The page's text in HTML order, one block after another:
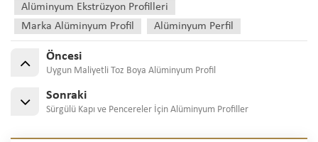
Alüminyum Ekstrüzyon Profilleri
Marka Alüminyum Profil
Alüminyum Perfil
Öncesi
Uygun Maliyetli Toz Boya Alüminyum Profil
Sonraki
Sürgülü Kapı ve Pencereler İçin Alüminyum Profiller